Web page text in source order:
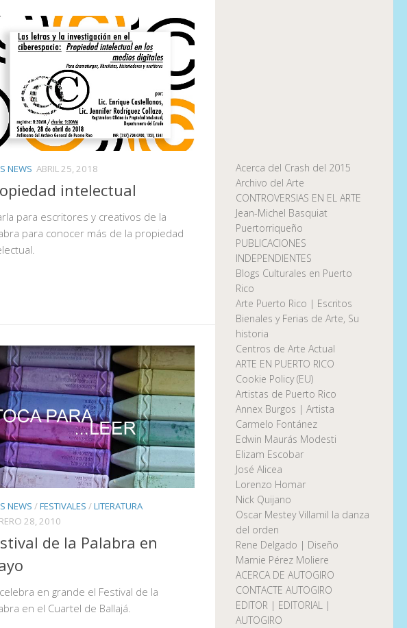
NEWS ABRIL 25, 2018
intelectual
para escritores y creativos de la
para conocer más de la propiedad
NEWS /FESTIVALES /LITERATURA
28, 2010
de la Palabra en
en grande el Festival de la
en el Cuartel de Ballajá.
Acerca del Crash del 2015
Archivo del Arte
CONTROVERSIAS EN EL ARTE
Jean-Michel Basquiat
Puertorriqueño
PUBLICACIONES
INDEPENDIENTES
Blogs Culturales en Puerto
Rico
Arte Puerto Rico | Escritos
Bienales y Ferias de Arte, Su
historia
Centros de Arte Actual
ARTE EN PUERTO RICO
Cookie Policy (EU)
Artistas de Puerto Rico
Annex Burgos | Artista
Carmelo Fontánez
Edwin Maurás Modesti
Elizam Escobar
José Alicea
Lorenzo Homar
Nick Quijano
Oscar Mestey Villamil la danza
del orden
Rene Delgado | Diseño
Marnie Pérez Moliere
ACERCA DE AUTOGIRO
CONTACTE AUTOGIRO
EDITOR | EDITORIAL |
AUTOGIRO